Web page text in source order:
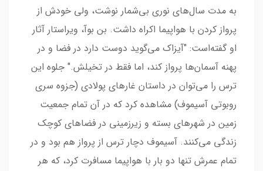
به مدت سال‌های نوری بی‌شمار نوشت، ولی خودش از
پرواز کردن با هواپیما اکراه داشت. بن بوآ، ویراستار آثار
او گفته‌است: "آیزاک می‌گوید دوست دارد در فضا و در
پهنه آسمان‌ها پرواز کند، اما فقط در تخیلش." جلوه این
ترس را می‌توان در داستان غارهای پولادی (جزوه سری
روبوتی آسیموف) مشاهده کرد که در آن تمام جمعیت
زمین در شهرهای بسته و زیرزمینی در فضاهای کوچک
زندگی می‌کنند. آسیموف دچار ترس از پرواز هم بود و در
تمام عمرش تنها دو بار با هواپیما مسافرت کرد، که هر